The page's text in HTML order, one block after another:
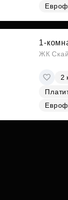
1-
ЖК
2